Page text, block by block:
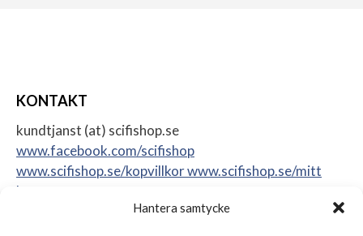
Hantera samtycke
KONTAKT
kundtjanst (at) scifishop.se
www.facebook.com/scifishop
www.scifishop.se/kopvillkorwww.scifishop.se/mitt
konto